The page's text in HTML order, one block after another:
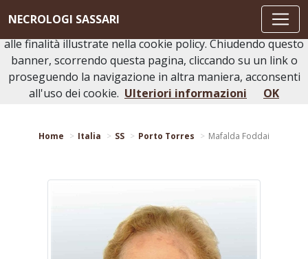
NECROLOGI SASSARI
Torna indietro Stampa bacheca
Home Italia SS Porto Torres Mafalda Foddai
Questo sito o gli strumenti terzi da questo utilizzati si
avvalgono di cookie necessari al funzionamento ed utili
alle finalità illustrate nella cookie policy. Chiudendo questo
banner, scorrendo questa pagina, cliccando su un link o
proseguendo la navigazione in altra maniera, acconsenti
all'uso dei cookie. Ulteriori informazioni OK